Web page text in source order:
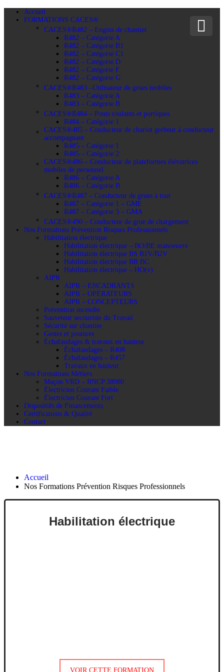
Accueil
FORMATIONS CACES®
CACES®R482 – Engins de chantier
R482 – Catégorie A
R482 – Catégorie B1
R482 – Catégorie C1
R482 – Catégorie D
R482 – Catégorie F
R482 – Catégorie G
CACES®R483 –Utilisateur de grues mobiles
R483 – Catégorie A
R483 – Catégorie B
CACES®R484 – Ponts roulants et portiques
R484 – Catégorie 1
CACES®485 – Conducteur de chariot gerbeur à conducteur
accompagnant
R485 – Catégorie 1
R485 – Catégorie 2
CACES®486 – Conducteur de plateformes élévatrices
mobiles de personnel
R486 – Catégorie A
R486 – Catégorie B
CACES®R487 – Conducteur de grues à tour
R487 – Catégorie 1 – GME
R487 – Catégorie 3 – GMA
CACES®490 – Conducteur de grue de chargement
Nos Formations Prévention Risques Professionnels
Habilitation électrique
Habilitation électrique – BO/BE manoeuvre
Habilitation électrique BS B1V/B2V
Habilitation électrique BR BC
Habilitation électrique – HO(v)
AIPR
AIPR – ENCADRANTS
AIPR – OPÉRATEURS
AIPR – CONCEPTEURS
Prévention incendie
Sauveteur secouriste du Travail
Sécurité sur chantier
Gestes et postures
Échafaudages & travaux en hauteur
Échafaudages – R408
Échafaudages – R457
Travaux en hauteur
Nos Formations Métiers
Maçon VRD – RNCP 38080
Électricien Courant Faible
Électricien Courant Fort
Dispositifs de Financements
Certifications & Qualité
Contact
Accueil
Nos Formations Prévention Risques Professionnels
Habilitation électrique
VOIR CETTE FORMATION